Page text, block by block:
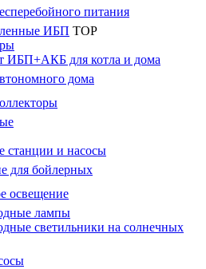
питания
ИБП TOP
ИБП+АКБ для котла и дома
дома
станции и насосы
для бойлерных
освещение
лампы
светильники на солнечных